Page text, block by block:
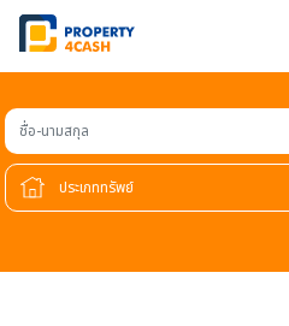
ชื่อ-นามสกุล